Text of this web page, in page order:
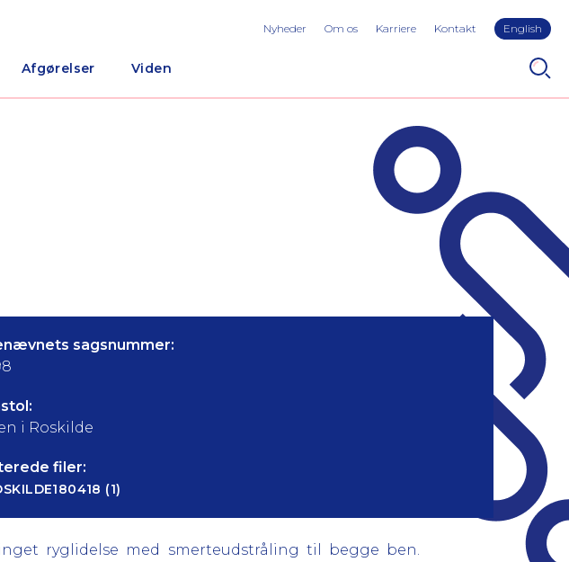
Afgørelser Viden
Nyheder Om os Karriere Kontakt English
sagsnummer:
i Roskilde
filer:
(1)
ryglidelse med smerteudstråling til begge ben.